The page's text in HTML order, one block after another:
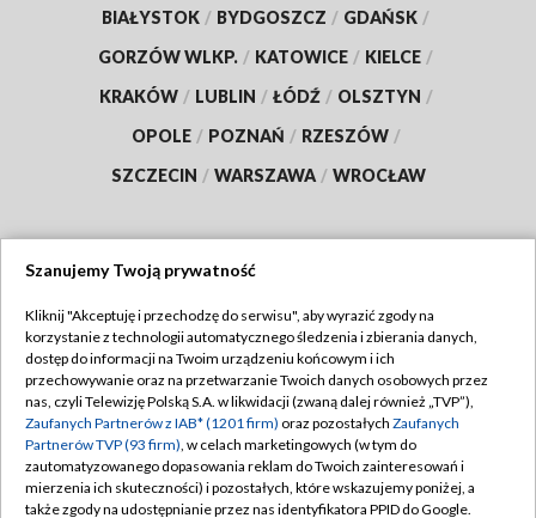
BIAŁYSTOK / BYDGOSZCZ / GDAŃSK /
GORZÓW WLKP. / KATOWICE / KIELCE /
KRAKÓW / LUBLIN / ŁÓDŹ / OLSZTYN /
OPOLE / POZNAŃ / RZESZÓW /
SZCZECIN / WARSZAWA / WROCŁAW
TVP
Abonament TVP
Emisja w TVP
Centrum informacji TVP
Naziemna Telewizja Cyfrowa
Regulamin TVP
Polityka prywatności
Moje zgody
Pomoc
Szanujemy Twoją prywatność
Kliknij "Akceptuję i przechodzę do serwisu", aby wyrazić zgody na
korzystanie z technologii automatycznego śledzenia i zbierania danych,
dostęp do informacji na Twoim urządzeniu końcowym i ich
przechowywanie oraz na przetwarzanie Twoich danych osobowych przez
nas, czyli Telewizję Polską S.A. w likwidacji (zwaną dalej również „TVP”),
Zaufanych Partnerów z IAB* (1201 firm) oraz pozostałych Zaufanych
Partnerów TVP (93 firm), w celach marketingowych (w tym do
zautomatyzowanego dopasowania reklam do Twoich zainteresowań i
mierzenia ich skuteczności) i pozostałych, które wskazujemy poniżej, a
także zgody na udostępnianie przez nas identyfikatora PPID do Google.